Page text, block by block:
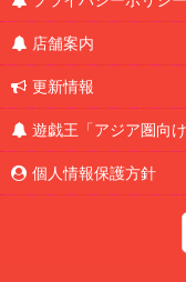
店舗案内
更新情報
遊戯王「アジア圏向
個人情報保護方針